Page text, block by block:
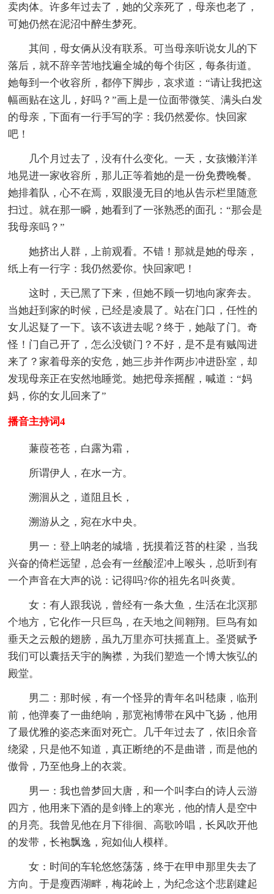
卖肉体。许多年过去了，她的父亲死了，母亲也老了，
可她仍然在泥沼中醉生梦死。
其间，母女俩从没有联系。可当母亲听说女儿的下
落后，就不辞辛苦地找遍全城的每个街区，每条街道。
她每到一个收容所，都停下脚步，哀求道：“请让我把这
幅画贴在这儿，好吗？”画上是一位面带微笑、满头白发
的母亲，下面有一行手写的字：我仍然爱你。快回家
吧！
几个月过去了，没有什么变化。一天，女孩懒洋洋
地晃进一家收容所，那儿正等着她的是一份免费晚餐。
她排着队，心不在焉，双眼漫无目的地从告示栏里随意
扫过。就在那一瞬，她看到了一张熟悉的面孔：“那会是
我母亲吗？”
她挤出人群，上前观看。不错！那就是她的母亲，
纸上有一行字：我仍然爱你。快回家吧！
这时，天已黑了下来，但她不顾一切地向家奔去。
当她赶到家的时候，已经是凌晨了。站在门口，任性的
女儿迟疑了一下。该不该进去呢？终于，她敲了门。奇
怪！门自己开了，怎么没锁门？不好，是不是有贼闯进
来了？家着母亲的安危，她三步并作两步冲进卧室，却
发现母亲正在安然地睡觉。她把母亲摇醒，喊道：“妈
妈，你的女儿回来了”
播音主持词4
蒹葭苍苍，白露为霜，
所谓伊人，在水一方。
溯洄从之，道阻且长，
溯游从之，宛在水中央。
男一：登上呐老的城墙，抚摸着泛苔的柱梁，当我
兴奋的倚栏远望，总会有一丝酸涩冲上喉头，总听到有
一个声音在大声的说：记得吗?你的祖先名叫炎黄。
女：有人跟我说，曾经有一条大鱼，生活在北溟那
个地方，它化作一只巨鸟，在天地之间翱翔。巨鸟有如
垂天之云般的翅膀，虽九万里亦可扶摇直上。圣贤赋予
我们可以囊括天宇的胸襟，为我们塑造一个博大恢弘的
殿堂。
男二：那时候，有一个怪异的青年名叫嵇康，临刑
前，他弹奏了一曲绝响，那宽袍博带在风中飞扬，他用
了最优雅的姿态来面对死亡。几千年过去了，依旧余音
绕梁，只是他不知道，真正断绝的不是曲谱，而是他的
傲骨，乃至他身上的衣裳。
男一：我也曾梦回大唐，和一个叫李白的诗人云游
四方，他用来下酒的是剑锋上的寒光，他的情人是空中
的月亮。我曾见他在月下徘徊、高歌吟唱，长风吹开他
的发带，长袍飘逸，宛如仙人模样。
女：时间的车轮悠悠荡荡，终于在甲申那里失去了
方向。于是瘦西湖畔，梅花岭上，为纪念这个悲剧建起